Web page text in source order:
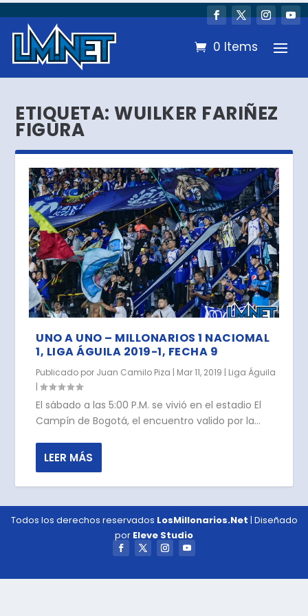
0 Items
ETIQUETA:WUILKER FARIÑEZ
FIGURA
UNO A UNO – MILLONARIOS 1 NACIOMAL
1, LIGA ÁGUILA 2019-1, FECHA 9
Publicado por Juan Camilo Piza | Mar 11, 2019 | Liga Águila
|
El sábado a las 5:00 P.M. se vivió en el estadio El
Campín de Bogotá, el encuentro valido por la...
LEER MÁS
Todos los derechos reservados LosMillonarios.Net | Diseñado
por Eleve Studio